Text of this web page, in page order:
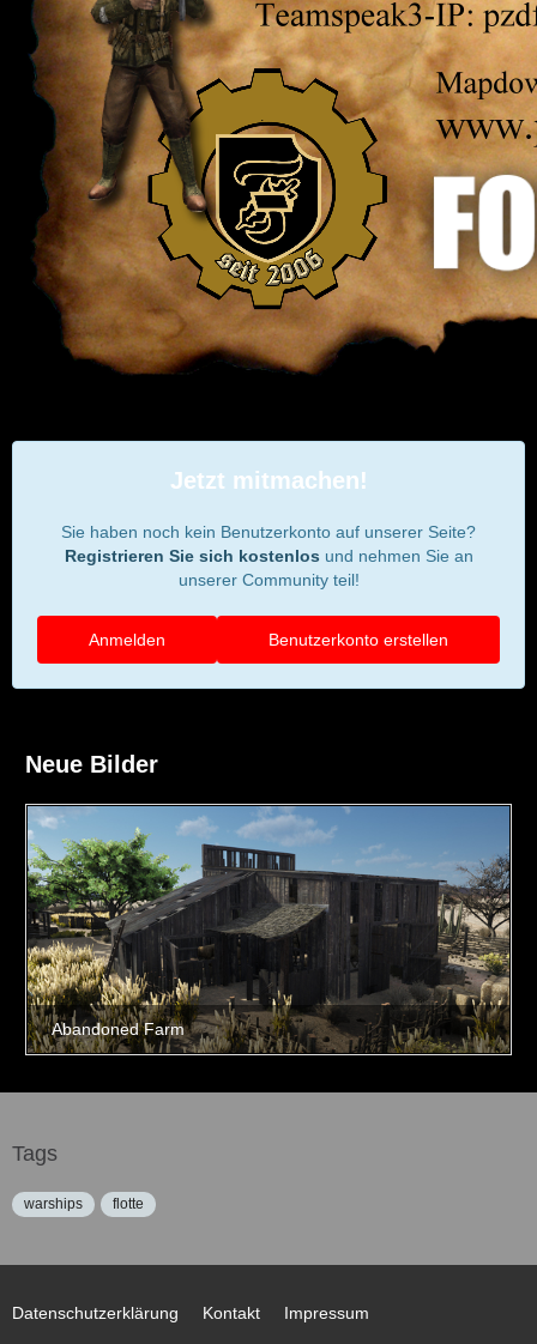
Jetzt mitmachen!
Sie haben noch kein Benutzerkonto auf unserer Seite?
Registrieren Sie sich kostenlos und nehmen Sie an
unserer Community teil!
Benutzerkonto erstellen
Anmelden
Neue Bilder
Tags
warships flotte
Datenschutzerklärung Kontakt Impressum